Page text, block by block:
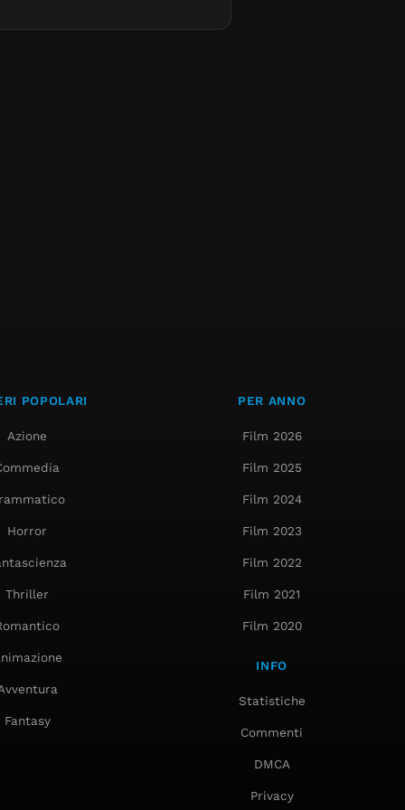
POPOLARI
Azione
Horror
Thriller
Fantasy
PER ANNO
Film 2026
Film 2025
Film 2024
Film 2023
Film 2022
Film 2021
Film 2020
INFO
Statistiche
Commenti
DMCA
Privacy